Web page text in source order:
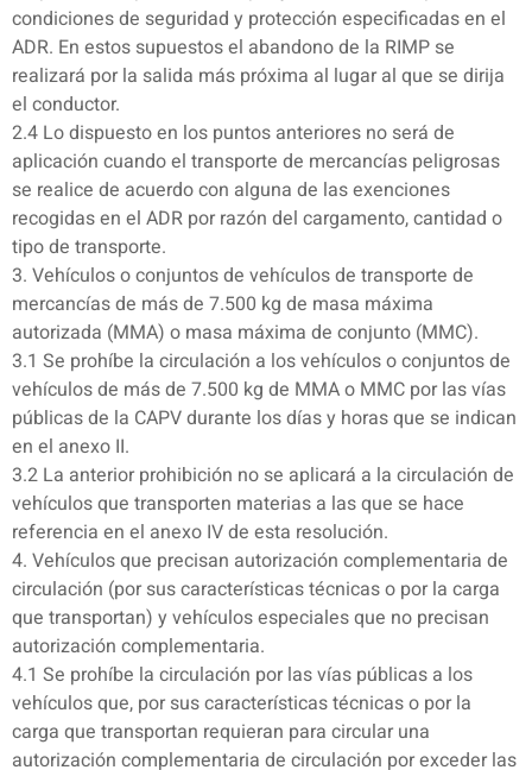
condiciones de seguridad y protección especificadas en el
ADR. En estos supuestos el abandono de la RIMP se
realizará por la salida más próxima al lugar al que se dirija
el conductor.
2.4 Lo dispuesto en los puntos anteriores no será de
aplicación cuando el transporte de mercancías peligrosas
se realice de acuerdo con alguna de las exenciones
recogidas en el ADR por razón del cargamento, cantidad o
tipo de transporte.
3. Vehículos o conjuntos de vehículos de transporte de
mercancías de más de 7.500 kg de masa máxima
autorizada (MMA) o masa máxima de conjunto (MMC).
3.1 Se prohíbe la circulación a los vehículos o conjuntos de
vehículos de más de 7.500 kg de MMA o MMC por las vías
públicas de la CAPV durante los días y horas que se indican
en el anexo II.
3.2 La anterior prohibición no se aplicará a la circulación de
vehículos que transporten materias a las que se hace
referencia en el anexo IV de esta resolución.
4. Vehículos que precisan autorización complementaria de
circulación (por sus características técnicas o por la carga
que transportan) y vehículos especiales que no precisan
autorización complementaria.
4.1 Se prohíbe la circulación por las vías públicas a los
vehículos que, por sus características técnicas o por la
carga que transportan requieran para circular una
autorización complementaria de circulación por exceder las